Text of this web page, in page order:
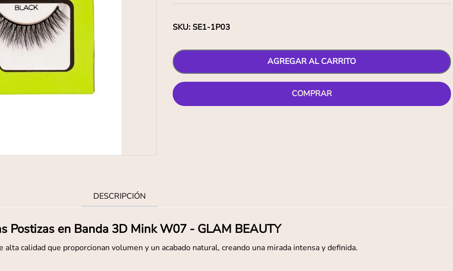
SKU:SE1-1P03
AGREGAR AL CARRITO
COMPRAR
DESCRIPCIÓN
Postizas en Banda 3D Mink W07 - GLAM BEAUTY
alta calidad que proporcionan volumen y un acabado natural, creando una mirada intensa y definida.